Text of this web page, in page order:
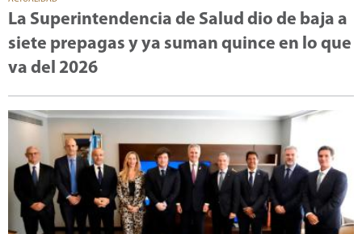
La Superintendencia de Salud dio de baja a
siete prepagas y ya suman quince en lo que
va del 2026